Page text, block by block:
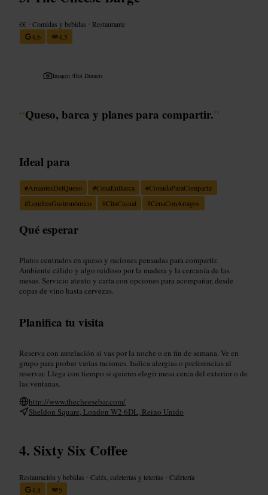
€€ •Comidas y bebidas • Restaurante
4,6
4,5
Imagen /Hot Dinners
“Queso, barca y planes para compartir.”
Ideal para
#AmantesDelQueso #CenaEnBarca #ComidaParaCompartir
#LondresGastronómico #CitaCasual #CenaConAmigos
Qué esperar
Platos centrados en queso y raciones pensadas para compartir.
Ambiente cálido y algo ruidoso por la madera y la cercanía de las
mesas. Servicio atento y carta con opciones para acompañar, desde
copas de vino hasta cervezas.
Planifica tu visita
Reserva con antelación si vas por la noche o en fin de semana. Ve en
grupo para probar varias raciones. Indica alergias o preferencias al
reservar. Llega con tiempo si quieres elegir mesa cerca del exterior o de
las ventanas.
http://www.thecheesebar.com/
Sheldon Square, London W2 6DL, Reino Unido
Sixty Six Coffee
Restauración y bebidas •Cafés, cafeterías y teterías •Cafetería
4,8
5